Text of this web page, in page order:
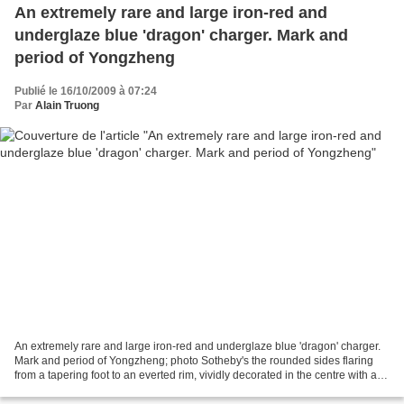
An extremely rare and large iron-red and
underglaze blue 'dragon' charger. Mark and
period of Yongzheng
Publié le 16/10/2009 à 07:24
Par Alain Truong
An extremely rare and large iron-red and underglaze blue 'dragon' charger.
Mark and period of Yongzheng; photo Sotheby's the rounded sides flaring
from a tapering foot to an everted rim, vividly decorated in the centre with a